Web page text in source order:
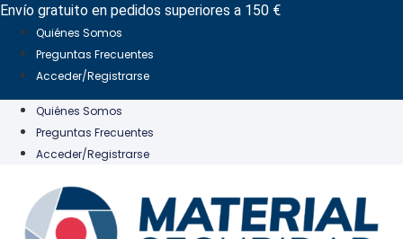
Ir
contenido
Envío gratuito en pedidos superiores a 150 €
Quiénes Somos
Preguntas Frecuentes
Acceder/Registrarse
Quiénes Somos
Preguntas Frecuentes
Acceder/Registrarse